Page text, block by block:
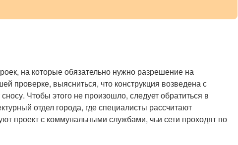
на которые обязательно нужно разрешение на
проверке, выясниться, что конструкция возведена с
Чтобы этого не произошло, следует обратиться в
отдел города, где специалисты рассчитают
проект с коммунальными службами, чьи сети проходят по